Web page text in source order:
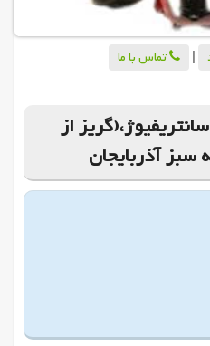
| تماس با ما
سانتریفیوژ،(گریز از